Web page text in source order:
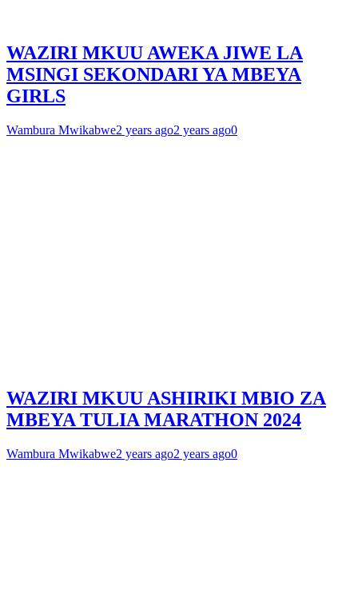
WAZIRI MKUU AWEKA JIWE LA
MSINGI SEKONDARI YA MBEYA
GIRLS
Wambura Mwikabwe2 years ago2 years ago0
WAZIRI MKUU ASHIRIKI MBIO ZA
MBEYA TULIA MARATHON 2024
Wambura Mwikabwe2 years ago2 years ago0